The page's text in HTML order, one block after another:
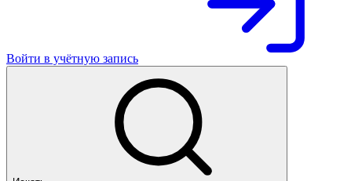
Войти в учётную запись